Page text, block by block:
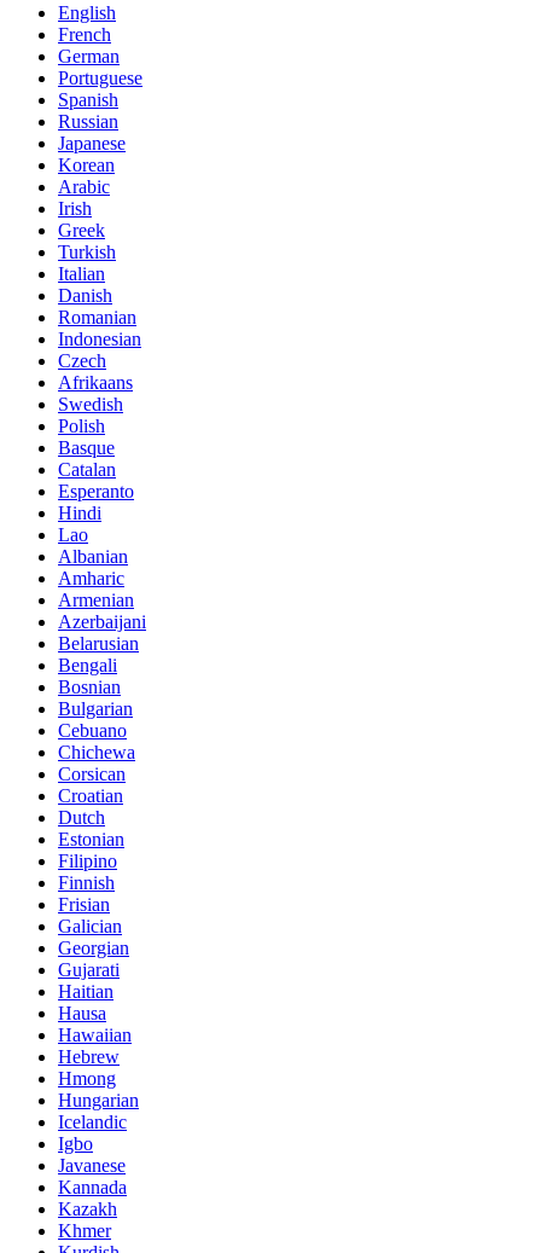
English
French
German
Portuguese
Spanish
Russian
Japanese
Korean
Arabic
Irish
Greek
Turkish
Italian
Danish
Romanian
Indonesian
Czech
Afrikaans
Swedish
Polish
Basque
Catalan
Esperanto
Hindi
Lao
Albanian
Amharic
Armenian
Azerbaijani
Belarusian
Bengali
Bosnian
Bulgarian
Cebuano
Chichewa
Corsican
Croatian
Dutch
Estonian
Filipino
Finnish
Frisian
Galician
Georgian
Gujarati
Haitian
Hausa
Hawaiian
Hebrew
Hmong
Hungarian
Icelandic
Igbo
Javanese
Kannada
Kazakh
Khmer